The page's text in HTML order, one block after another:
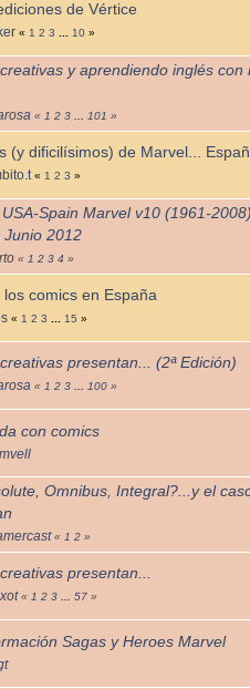
de Vértice
« 1 2 3 ... 10 »
y aprendiendo inglés con
« 1 2 3 ... 101 »
(y dificilísimos) de Marvel...
« 1 2 3 »
Spain Marvel v10 (1961-
Junio 2012
« 1 2 3 4 »
los comics en España
« 1 2 3 ... 15 »
presentan... (2ª Edición)
« 1 2 3 ... 100 »
con comics
Omnibus, Integral?...y el
« 1 2 »
presentan...
« 1 2 3 ... 57 »
Sagas y Heroes Marvel